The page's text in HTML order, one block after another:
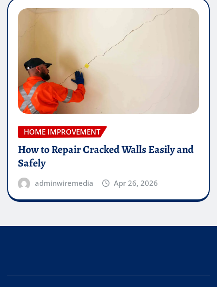
HOME IMPROVEMENT
How to Repair Cracked Walls Easily and
Safely
adminwiremedia Apr 26, 2026